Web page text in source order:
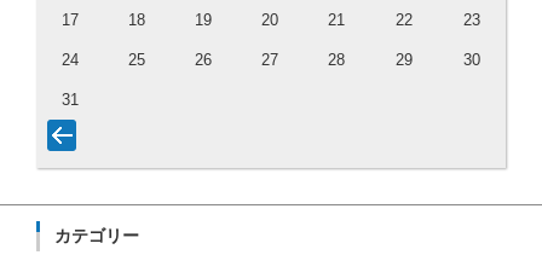
17 18 19 20 21 22 23
24 25 26 27 28 29 30
31
カテゴリー